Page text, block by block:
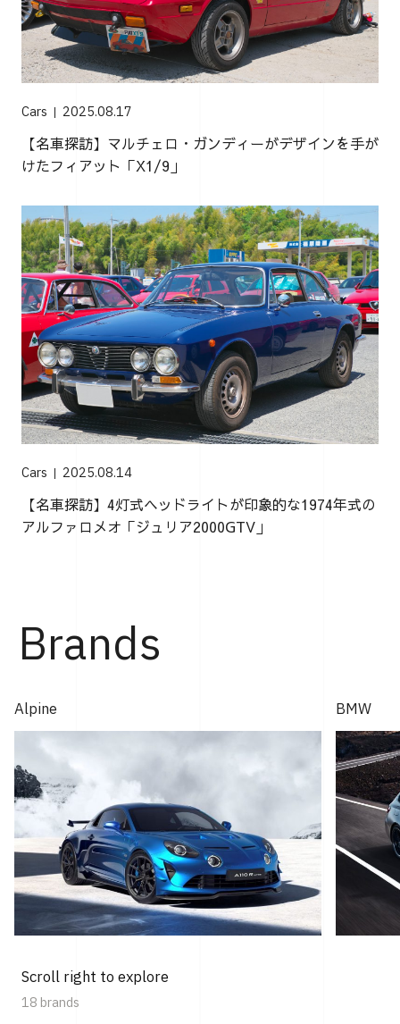
Cars 2025.08.17
【名車探訪】マルチェロ・ガンディーがデザインを手が
けたフィアット「X1/9」
Cars 2025.08.14
【名車探訪】4灯式ヘッドライトが印象的な1974年式の
アルファロメオ「ジュリア2000GTV」
Brands
Alpine BMW
Scroll right to explore
18 brands